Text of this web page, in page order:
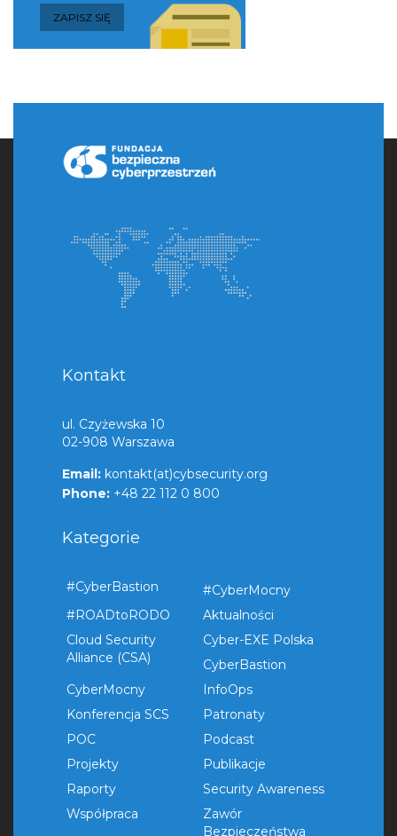
Kontakt
ul. Czyżewska 10
02-908 Warszawa
Email: kontakt(at)cybsecurity.org
Phone: +48 22 112 0 800
Kategorie
#CyberBastion
#CyberMocny
#ROADtoRODO
Aktualności
Cloud Security
Alliance (CSA)
Cyber-EXE Polska
CyberBastion
CyberMocny
InfoOps
Konferencja SCS
Patronaty
POC
Podcast
Projekty
Publikacje
Raporty
Security Awareness
Współpraca
Zawór
Bezpieczeństwa